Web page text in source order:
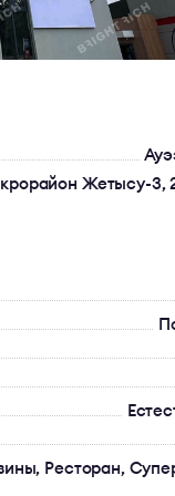
Жетысу-3,
Ресторан,